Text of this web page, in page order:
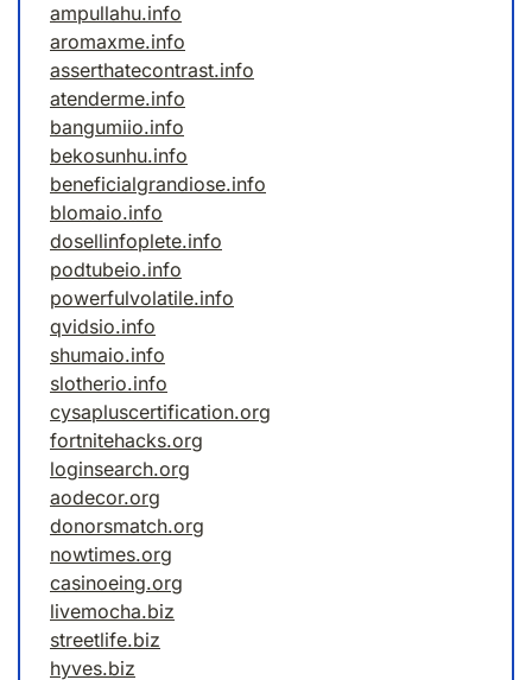
ampullahu.info
aromaxme.info
asserthatecontrast.info
atenderme.info
bangumiio.info
bekosunhu.info
beneficialgrandiose.info
blomaio.info
dosellinfoplete.info
podtubeio.info
powerfulvolatile.info
qvidsio.info
shumaio.info
slotherio.info
cysapluscertification.org
fortnitehacks.org
loginsearch.org
aodecor.org
donorsmatch.org
nowtimes.org
casinoeing.org
livemocha.biz
streetlife.biz
hyves.biz